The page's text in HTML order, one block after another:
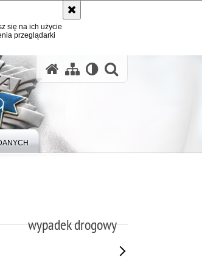
się na ich użycie
przeglądarki
wypadek drogowy